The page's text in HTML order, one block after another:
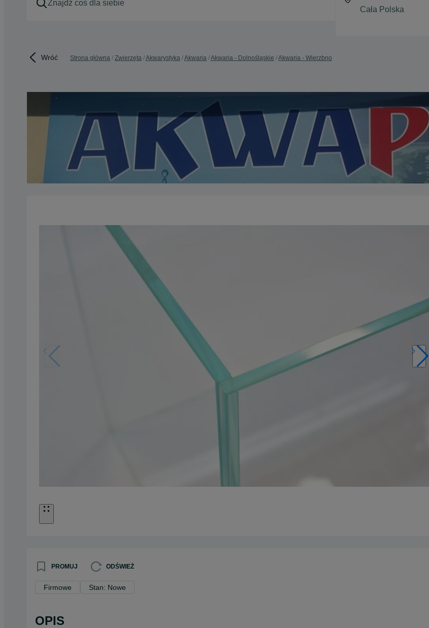
Wróć Strona główna Zwierzęta Akwarystyka Akwaria Akwaria - Dolnośląskie Akwaria - Wierzbno
PROMUJ ODŚWIEŻ
Firmowe Stan: Nowe
OPIS